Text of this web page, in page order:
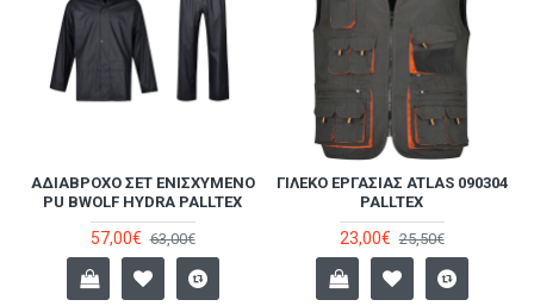
ΑΔΙΆΒΡΟΧΟ ΣΕΤ ΕΝΙΣΧΥΜΈΝΟ
PU BWOLF HYDRA PALLTEX
57,00€ 63,00€
ΓΙΛΈΚΟ ΕΡΓΑΣΊΑΣ ATLAS 090304
PALLTEX
23,00€ 25,50€